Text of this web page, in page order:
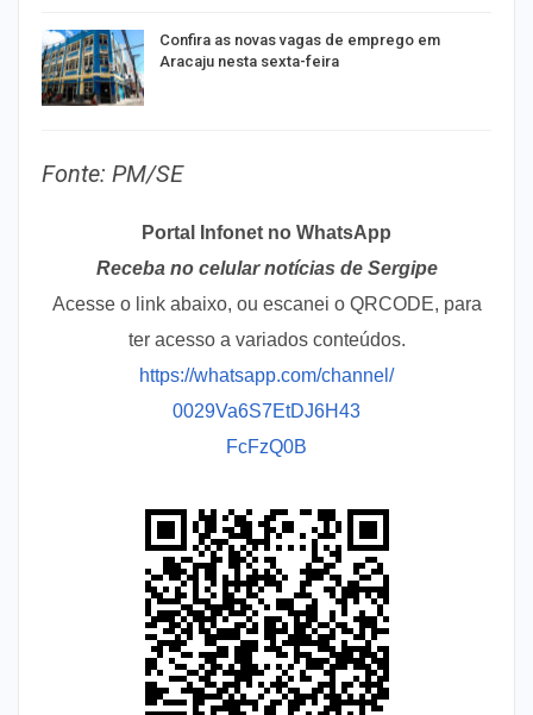
Confira as novas vagas de emprego em
Aracaju nesta sexta-feira
Fonte: PM/SE
Portal Infonet no WhatsApp
Receba no celular notícias de Sergipe
Acesse o link abaixo, ou escanei o QRCODE, para
ter acesso a variados conteúdos.
https://whatsapp.com/channel/
0029Va6S7EtDJ6H43
FcFzQ0B